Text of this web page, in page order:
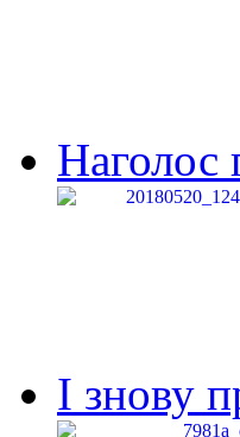
Наголос
І знову